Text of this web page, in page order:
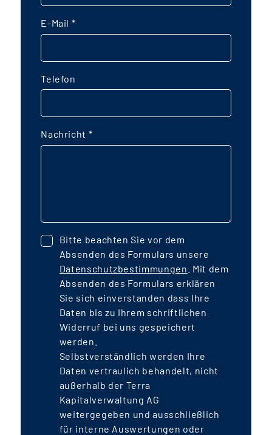
E-Mail *
Telefon
Nachricht *
Bitte beachten Sie vor dem
Absenden des Formulars unsere
Datenschutzbestimmungen . Mit dem
Absenden des Formulars erklären
Sie sich einverstanden dass Ihre
Daten bis zu Ihrem schriftlichen
Widerruf bei uns gespeichert
werden.
Selbstverständlich werden Ihre
Daten vertraulich behandelt, nicht
außerhalb der Terra
Kapitalverwaltung AG
weitergegeben und ausschließlich
für interne Auswertungen oder